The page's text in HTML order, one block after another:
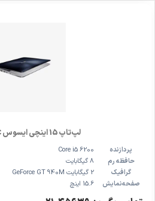
لپ‌تاپ 15 اینچی ایسوس K556UB-C
پردازنده
Core i5 6200
حافظه رم
8 گیگابایت
گرافیک
2 گیگابایت GeForce GT 940M
صفحه‌نمایش
15.6 اینچ